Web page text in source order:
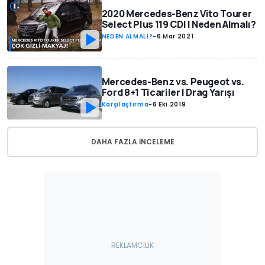
2020 Mercedes-Benz Vito Tourer
Select Plus 119 CDI | Neden Almalı?
NEDEN ALMALI?-6 Mar 2021
Mercedes-Benz vs. Peugeot vs.
Ford 8+1 Ticariler | Drag Yarışı
Karşılaştırma-6 Eki 2019
DAHA FAZLA INCELEME